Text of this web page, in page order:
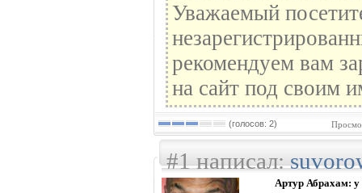
Уважаемый
рекомендуем вам
на сайт под своим
(голосов: 2)
#1 написал:
Артур Абрахам: